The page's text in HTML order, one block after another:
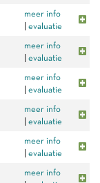
meer info
evaluatie
meer info
evaluatie
meer info
evaluatie
meer info
evaluatie
meer info
evaluatie
meer info